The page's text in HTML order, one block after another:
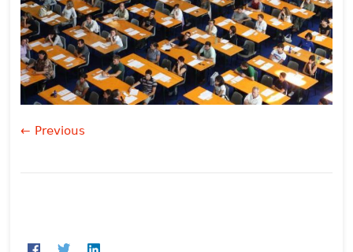
← Previous